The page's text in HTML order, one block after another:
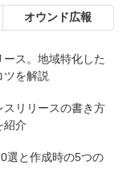
オウンド広報
ス。地域特化した
ツを解説
リリースの書き方
紹介
選と作成時の5つの